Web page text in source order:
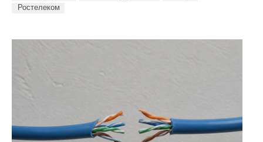
Ростелеком